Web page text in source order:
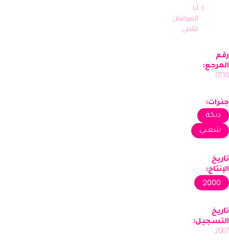
أنا
المرضان
قليبي
رقم
المرجع:
0110
جنرات:
دبكة
شعبي
تاريخ
الإنتاج:
2000
تاريخ
التسجيل:
2007